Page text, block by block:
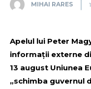
MIHAI RARES
Apelul lui Peter
informații externe
13 august Uniunea
„schimba guvernul